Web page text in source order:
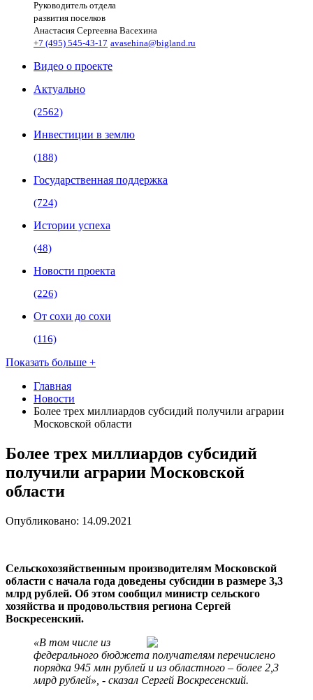
Руководитель отдела
развития поселков
Анастасия Сергеевна Васехина
+7 (495) 545-43-17 avasehina@bigland.ru
Видео о проекте
Актуально
(2562)
Инвестиции в землю
(188)
Государственная поддержка
(724)
Истории успеха
(48)
Новости проекта
(226)
От сохи до сохи
(116)
Показать больше +
Главная
Новости
Более трех миллиардов субсидий получили аграрии
Московской области
Более трех миллиардов субсидий
получили аграрии Московской
области
Опубликовано: 14.09.2021
Сельскохозяйственным производителям Московской
области с начала года доведены субсидии в размере 3,3
млрд рублей. Об этом сообщил министр сельского
хозяйства и продовольствия региона Сергей
Воскресенский.
«В том числе из
федерального бюджета получателям перечислено
порядка 945 млн рублей и из областного – более 2,3
млрд рублей», - сказал Сергей Воскресенский.